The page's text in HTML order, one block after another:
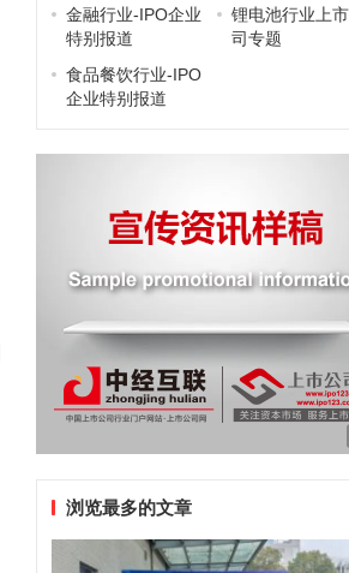
金融行业-IPO企业
特别报道
锂电池行业上
司专题
食品餐饮行业-IPO
企业特别报道
浏览最多的文章